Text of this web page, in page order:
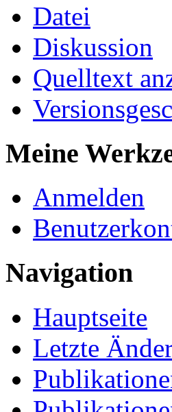
Datei
Diskussion
Quelltext
Meine
Anmelden
Navigation
Hauptseite
Letzte